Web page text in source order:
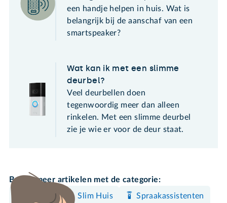
een handje helpen in huis. Wat is
belangrijk bij de aanschaf van een
smartspeaker?
Wat kan ik met een slimme
deurbel?
Veel deurbellen doen
tegenwoordig meer dan alleen
rinkelen. Met een slimme deurbel
zie je wie er voor de deur staat.
Bekijk meer artikelen met de categorie:
Slim Huis Spraakassistenten